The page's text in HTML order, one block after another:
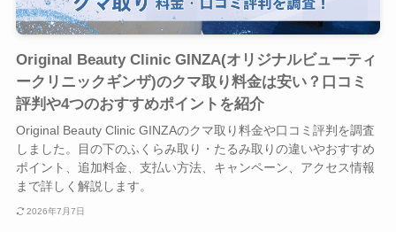
Original Beauty Clinic GINZA(オリジナルビューティ
ークリニックギンザ)のクマ取り料金は安い？口コミ
評判や4つのおすすめポイントを紹介
Original Beauty Clinic GINZAのクマ取り料金や口コミ評判を調査
しました。目の下のふくらみ取り・たるみ取りの違いやおすすめ
ポイント、追加料金、支払い方法、キャンペーン、アクセス情報
まで詳しく解説します。
2026年7月7日